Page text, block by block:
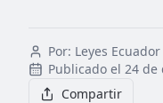
Por: Leyes Ecuador
Publicado el 24 de
Compartir